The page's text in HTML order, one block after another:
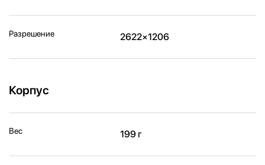
Разрешение 2622×1206
Корпус
Вес 199 г